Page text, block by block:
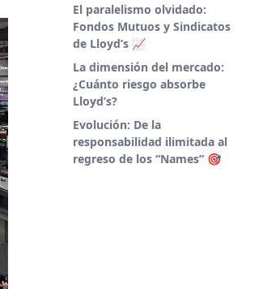
El paralelismo olvidado:
Fondos Mutuos y Sindicatos
de Lloyd’s 📈
La dimensión del mercado:
¿Cuánto riesgo absorbe
Lloyd’s?
Evolución: De la
responsabilidad ilimitada al
regreso de los “Names” 🎯